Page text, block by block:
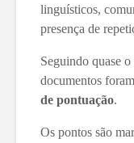
linguísticos,
presença de
Seguindo quase
documentos
de pontuação.
Os pontos são